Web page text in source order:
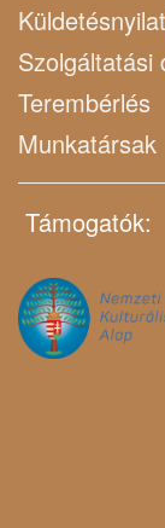
Szolgáltatási
Terembérlés
Munkatársak
Támogatók: